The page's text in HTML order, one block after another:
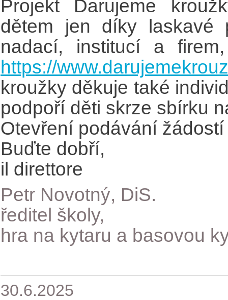
Projekt Darujeme
dětem jen díky laskavé
nadací, institucí a
https://
kroužky děkuje také
podpoří děti skrze sbírku
Otevření podávání
Buďte dobří,
il direttore
Petr Novotný, DiS.
ředitel školy,
hra na kytaru a basovou
30.6.2025